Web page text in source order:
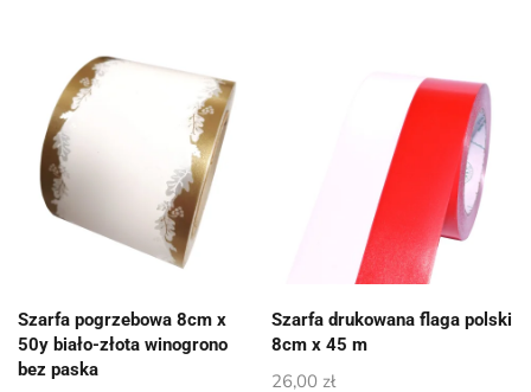
Szarfa pogrzebowa 8cm x
50y biało-złota winogrono
bez paska
Szarfa drukowana flaga polski
8cm x 45 m
26,00 zł